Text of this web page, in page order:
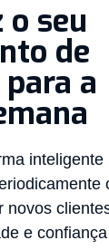
o seu
de
a
novos
e